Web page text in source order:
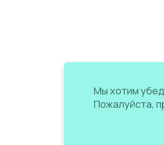
Мы хотим
Пожалуйста,